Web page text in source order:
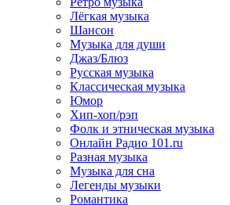
Лёгкая музыка
Шансон
Музыка для души
Джаз/Блюз
Русская музыка
Классическая музыка
Юмор
Хип-хоп/рэп
Фолк и этническая музыка
Онлайн Радио 101.ru
Разная музыка
Музыка для сна
Легенды музыки
Романтика